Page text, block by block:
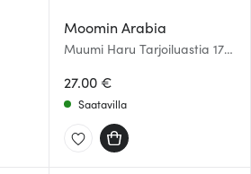
Moomin Arabia
Muumi Haru Tarjoiluastia 17
27.00 €
Saatavilla